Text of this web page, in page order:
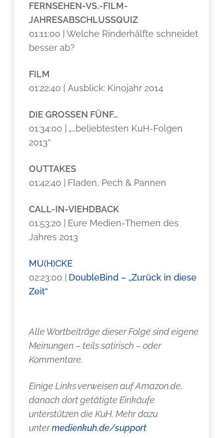
FERNSEHEN-VS.-FILM-
JAHRESABSCHLUSSQUIZ
01:11:00 |
Welche Rinderhälfte schneidet
besser ab?
FILM
01:22:40 | Ausblick: Kinojahr 2014
DIE GROSSEN FÜNF…
01:34:00 |
„…beliebtesten KuH-Folgen
2013“
OUTTAKES
01:42:40 |
Fladen, Pech & Pannen
CALL-IN-VIEHDBACK
01:53:20 |
Eure Medien-Themen des
Jahres 2013
MU(H)CKE
02:23:00 |
DoubleBind – „Zurück in diese
Zeit“
Alle Wortbeiträge dieser Folge sind eigene
Meinungen – teils satirisch – oder
Kommentare.
Einige Links verweisen auf Amazon.de,
danach dort getätigte Einkäufe
unterstützen die KuH. Mehr dazu
untermedienkuh.de/support